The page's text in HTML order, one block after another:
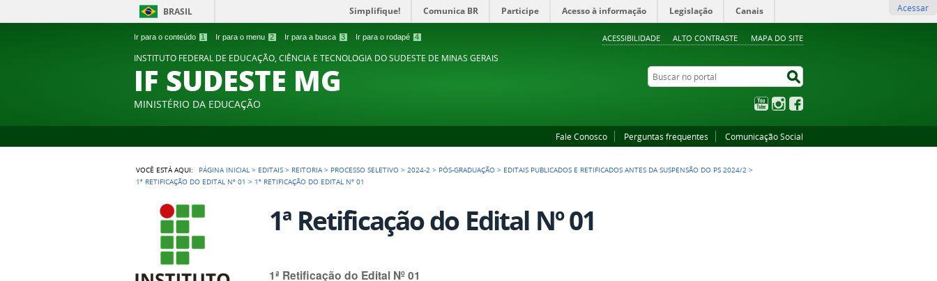
Ir para o conteúdo 1 Ir para o menu 2 Ir para a busca 3 Ir para o rodapé 4 ACESSIBILIDADE ALTO CONTRASTE MAPA DO SITE
BRASIL Simplifique! Comunica BR Participe Acesso à informação Legislação Canais Acessar
INSTITUTO FEDERAL DE EDUCAÇÃO, CIÊNCIA E TECNOLOGIA DO SUDESTE DE MINAS GERAIS
IF SUDESTE MG
MINISTÉRIO DA EDUCAÇÃO
Buscar no portal
YouTubeInstagram
Fale Conosco Perguntas frequentes Comunicação Social
VOCÊ ESTÁ AQUI: PÁGINA INICIAL > EDITAIS > REITORIA > PROCESSO SELETIVO >2024-2 > PÓS-GRADUAÇÃO > EDITAIS PUBLICADOS E RETIFICADOS ANTES DA SUSPENSÃO DO PS 2024/2 >
1ª RETIFICAÇÃO DO EDITAL Nº 01 > 1ª RETIFICAÇÃO DO EDITAL Nº 01
1ª Retificação do Edital Nº 01
1ª Retificação do Edital Nº 01